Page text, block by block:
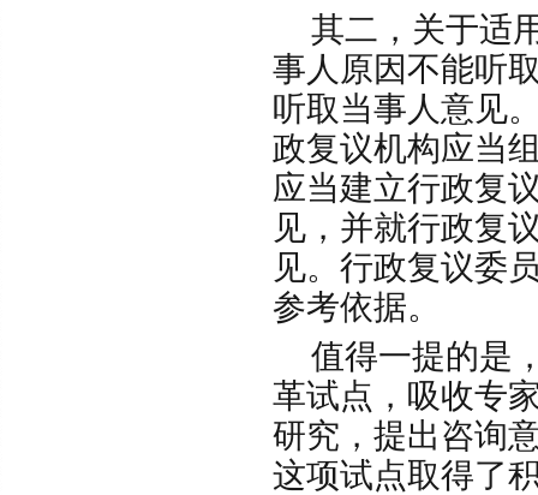
其二，关于适
事人原因不能听
听取当事人意见
政复议机构应当
应当建立行政复
见，并就行政复
见。行政复议委
参考依据。
值得一提的是
革试点，吸收专
研究，提出咨询
这项试点取得了